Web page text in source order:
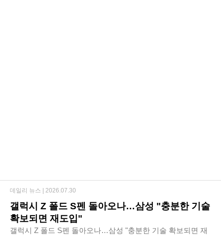
갤럭시 Z 폴드 S펜 돌아오나…삼성 "충분한 기술
확보되면 재도입"
갤럭시 Z 폴드 S펜 돌아오나…삼성 "충분한 기술 확보되면 재
데일리 뉴스 | 2026.07.30